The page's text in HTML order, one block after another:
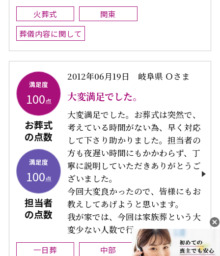
火葬式
関東
葬儀内容に関して
満足度
100点
お葬式
の点数
満足度
100点
担当者
の点数
2012年06月19日 岐阜県 Ｏさま
大変満足でした。
大変満足でした。お葬式は突然で、
考えている時間がない為、早く対応
して下さり助かりました。担当者の
方も夜遅い時間にもかかわらず、丁
寧に説明していただきありがとうご
ざいました。
今回大変良かったので、皆様にもお
教えしてあげようと思います。
我が家では、今回は家族葬という大
変少ない人数で行...
一日葬
中部